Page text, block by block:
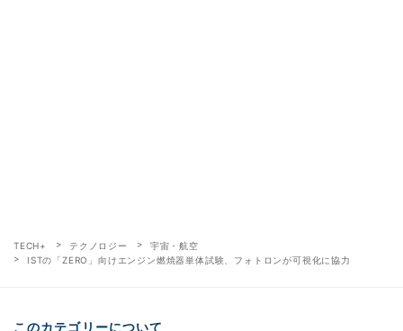
TECH+ テクノロジー
宇宙・航空
ISTの「ZERO」向けエンジン燃焼器単体試験、フォトロンが可視化に協力
このカテゴリーについて